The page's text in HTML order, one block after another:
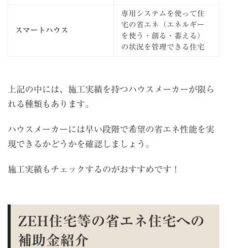
スマートハウス
専用システムを使って住
宅の省エネ（エネルギー
を使う・創る・蓄える）
の状況を管理できる住宅
上記の中には、施工実績を持つハウスメーカーが限ら
れる種類もあります。
ハウスメーカーには早い段階で希望の省エネ性能を実
現できるかどうかを確認しましょう。
施工実績もチェックするのがおすすめです！
ZEH住宅等の省エネ住宅への
補助金紹介